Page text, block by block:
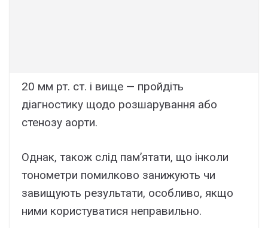
20 мм рт. ст. і вище — пройдіть
діагностику щодо розшарування або
стенозу аорти.
Однак, також слід пам’ятати, що інколи
тонометри помилково занижують чи
завищують результати, особливо, якщо
ними користуватися неправильно.